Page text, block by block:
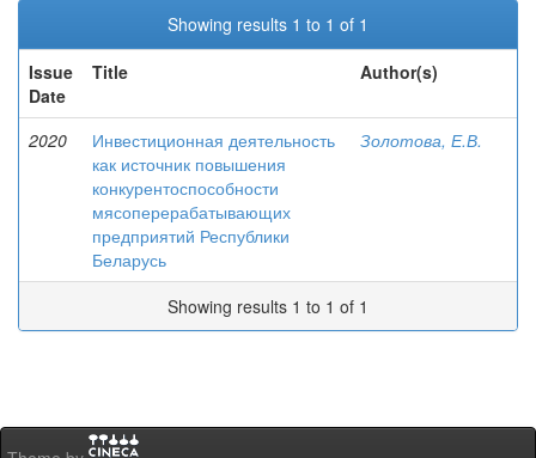
Showing results 1 to 1 of 1
Issue
Date
Title Author(s)
2020
Инвестиционная деятельность
как источник повышения
конкурентоспособности
мясоперерабатывающих
предприятий Республики
Беларусь
Золотова, Е.В.
Showing results 1 to 1 of 1